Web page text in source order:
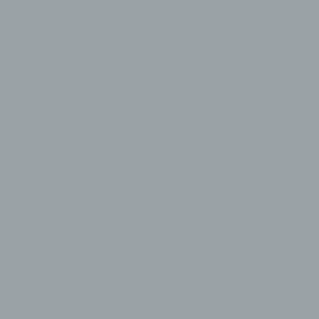
persönliche Aspekte, die sich auf eine natürliche Person
zu bewerten, insbesondere, um Aspekte bezüglich